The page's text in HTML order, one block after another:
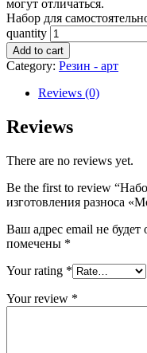
могут отличаться.
Набор для
quantity
Add to cart
Category: Резин - арт
Reviews (0)
Reviews
There are no reviews yet.
Be the first to review
изготовления разноса
Ваш адрес email не будет
помечены *
Your rating *
Your review *